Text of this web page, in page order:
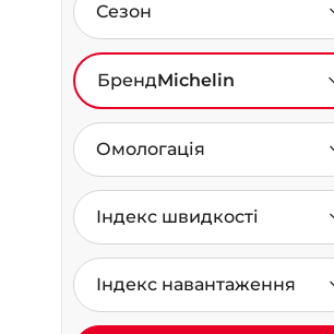
Сезон
БрендMichelin
Омологація
Індекс швидкості
Індекс навантаження